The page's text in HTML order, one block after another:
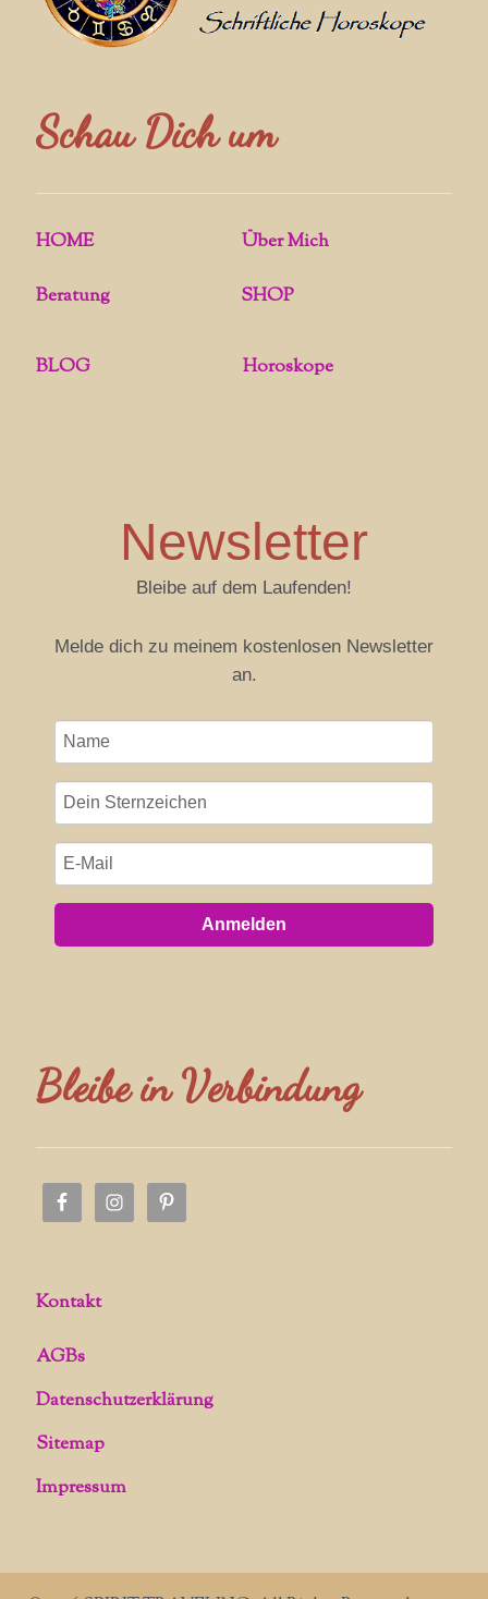
Schau Dich um
HOME Über Mich
Beratung SHOP
BLOG Horoskope
Newsletter
Bleibe auf dem Laufenden!
Melde dich zu meinem kostenlosen Newsletter
an.
Anmelden
Bleibe in Verbindung
Kontakt
AGBs
Datenschutzerklärung
Sitemap
Impressum